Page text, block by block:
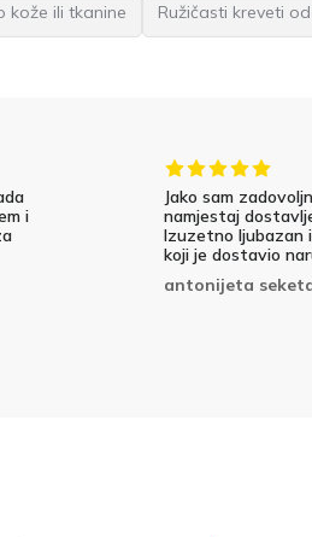
kože ili tkanine
Ružičasti kreveti
i
Jako sam
namjestaj
Izuzetno ljubazan
koji je dostavio
antonijeta